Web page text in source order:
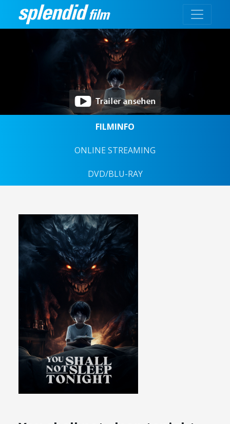
FILMINFO
ONLINE STREAMING
DVD/BLU-RAY